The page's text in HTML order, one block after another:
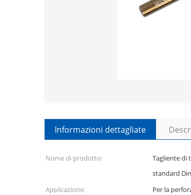
Informazioni dettagliate
Nome di prodotto:
Tagliente di
standard
Applicazione: Per la